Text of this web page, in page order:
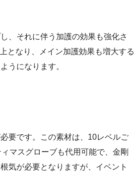
、それに伴う加護の効果も強化さ
となり、メイン加護効果も増大する
うになります。
要です。この素材は、10レベルご
マスグローブも代用可能で、金剛
気が必要となりますが、イベント